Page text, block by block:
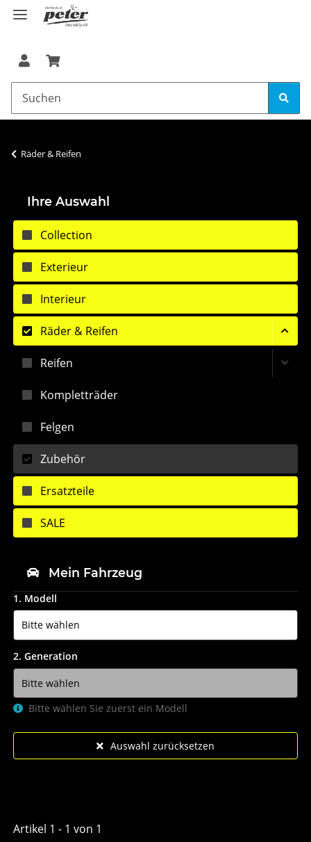
Räder & Reifen
Artikel 1 - 1 von 1
Ihre Auswahl
Collection
Exterieur
Interieur
Räder & Reifen
Reifen
Kompletträder
Felgen
Zubehör
Ersatzteile
SALE
Mein Fahrzeug
1. Modell
2. Generation
Bitte wählen Sie zuerst ein Modell
Auswahl zurücksetzen